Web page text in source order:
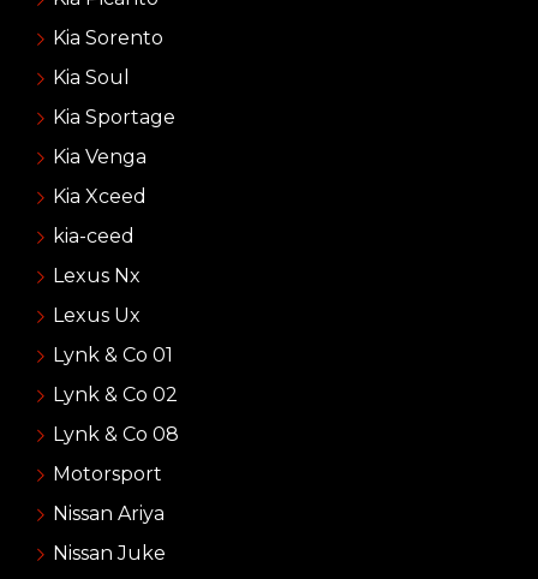
Kia Sorento
Kia Soul
Kia Sportage
Kia Venga
Kia Xceed
kia-ceed
Lexus Nx
Lexus Ux
Lynk & Co 01
Lynk & Co 02
Lynk & Co 08
Motorsport
Nissan Ariya
Nissan Juke